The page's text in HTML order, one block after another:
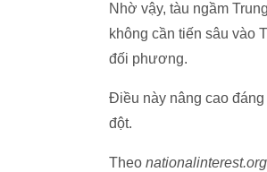
Nhờ vậy, tàu ngầm
không cần tiến sâu vào
đối phương.
Điều này nâng cao
đột.
Theo nationalinterest.org